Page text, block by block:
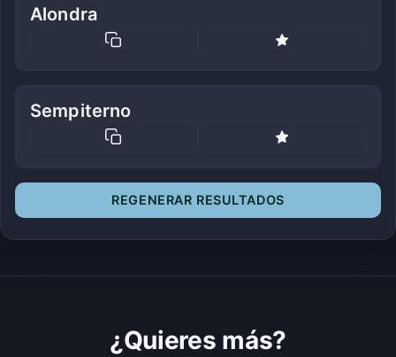
Alondra
Sempiterno
REGENERAR RESULTADOS
¿Quieres más?